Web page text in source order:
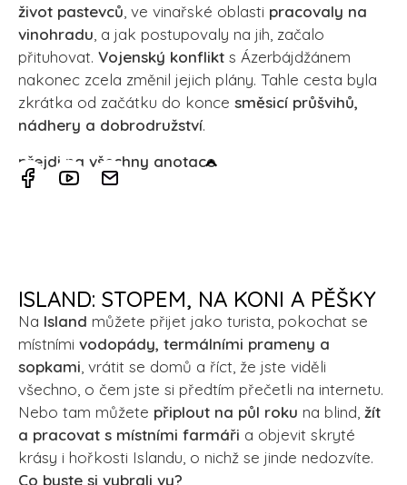
život pastevců, ve vinařské oblasti pracovaly na
vinohradu, a jak postupovaly na jih, začalo
přituhovat. Vojenský konflikt s Ázerbájdžánem
nakonec zcela změnil jejich plány. Tahle cesta byla
zkrátka od začátku do konce směsicí průšvihů,
nádhery a dobrodružství.
přejdi na všechny anotace
ISLAND: STOPEM, NA KONI A PĚŠKY
Na Island můžete přijet jako turista, pokochat se
místními vodopády, termálními prameny a
sopkami , vrátit se domů a říct, že jste viděli
všechno, o čem jste si předtím přečetli na internetu.
Nebo tam můžete připlout na půl roku na blind, žít
a pracovat s místními farmáři a objevit skryté
krásy i hořkosti Islandu, o nichž se jinde nedozvíte.
Co byste si vybrali vy?